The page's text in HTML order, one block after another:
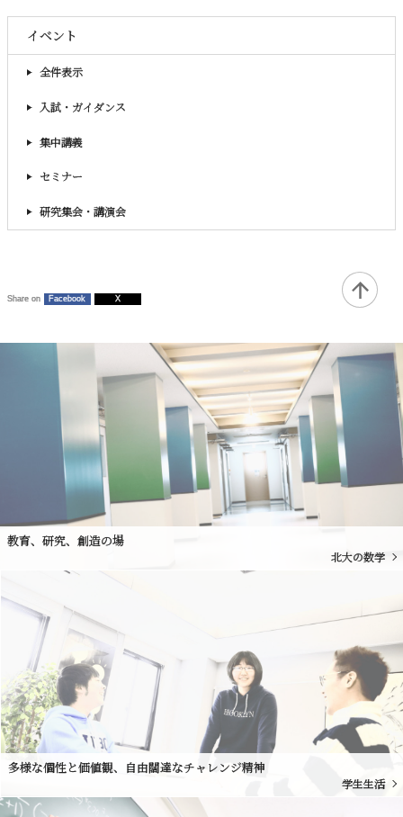
イベント
全件表示
入試・ガイダンス
集中講義
セミナー
研究集会・講演会
Share on Facebook X
教育、研究、創造の場
北大の数学
多様な個性と価値観、自由闊達なチャレンジ精神
学生生活